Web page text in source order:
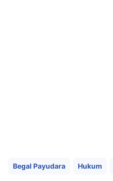
Begal Payudara Hukum